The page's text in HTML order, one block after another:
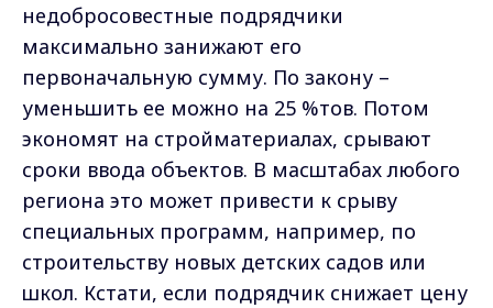
недобросовестные подрядчики
максимально занижают его
первоначальную сумму. По закону –
уменьшить ее можно на 25 %тов. Потом
экономят на стройматериалах, срывают
сроки ввода объектов. В масштабах любого
региона это может привести к срыву
специальных программ, например, по
строительству новых детских садов или
школ. Кстати, если подрядчик снижает цену